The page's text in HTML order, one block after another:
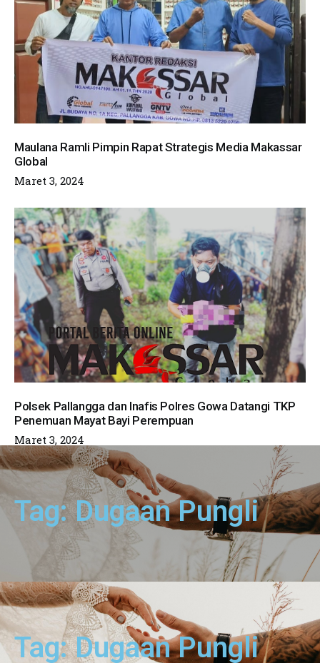
Maulana Ramli Pimpin Rapat Strategis Media Makassar
Global
Maret 3, 2024
Polsek Pallangga dan Inafis Polres Gowa Datangi TKP
Penemuan Mayat Bayi Perempuan
Maret 3, 2024
Tag: Dugaan Pungli
Tag: Dugaan Pungli